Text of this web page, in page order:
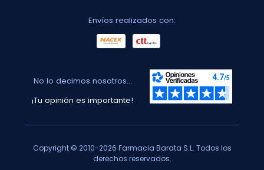
Envíos realizados con:
No lo decimos nosotros...
¡Tu opinión es importante!
Copyright © 2010-2026 Farmacia Barata S.L. Todos los
derechos reservados.